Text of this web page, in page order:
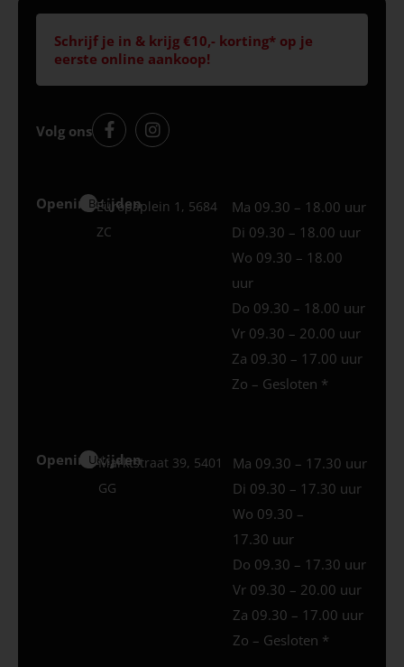
Schrijf je in & krijg €10,- korting* op je
eerste online aankoop!
Volg ons
Openingstijden
Best
Europaplein 1, 5684
ZC
Ma 09.30 – 18.00 uur
Di 09.30 – 18.00 uur
Wo 09.30 – 18.00
uur
Do 09.30 – 18.00 uur
Vr 09.30 – 20.00 uur
Za 09.30 – 17.00 uur
Zo – Gesloten *
Openingstijden
Uden
Marktstraat 39, 5401
GG
Ma 09.30 – 17.30 uur
Di 09.30 – 17.30 uur
Wo 09.30 –
17.30 uur
Do 09.30 – 17.30 uur
Vr 09.30 – 20.00 uur
Za 09.30 – 17.00 uur
Zo – Gesloten *